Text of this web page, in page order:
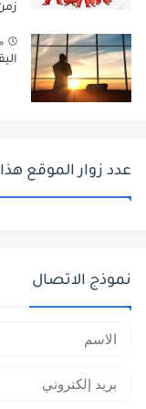
عدد زوار الموقع
نموذج الاتصال